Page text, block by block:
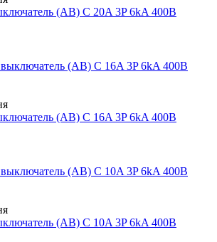
(АВ) C 20A 3P 6kA 400В
(АВ) C 16A 3P 6kA 400В
(АВ) C 10A 3P 6kA 400В